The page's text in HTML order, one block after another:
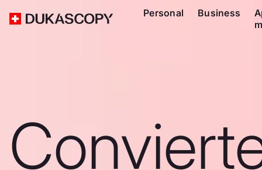
Personal Business